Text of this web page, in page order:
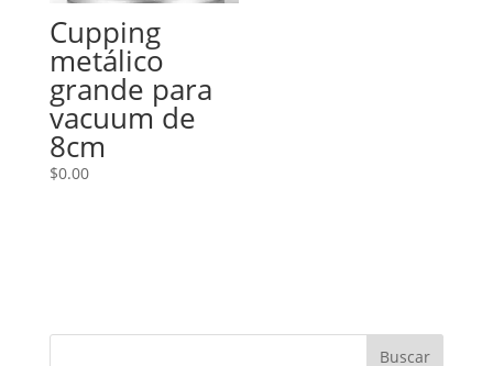
Cupping
metálico
grande para
vacuum de
8cm
$0.00